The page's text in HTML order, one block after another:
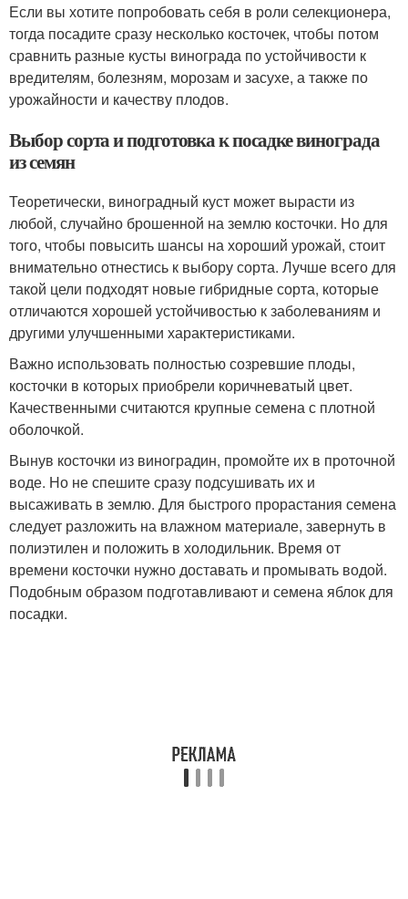
Если вы хотите попробовать себя в роли селекционера,
тогда посадите сразу несколько косточек, чтобы потом
сравнить разные кусты винограда по устойчивости к
вредителям, болезням, морозам и засухе, а также по
урожайности и качеству плодов.
Выбор сорта и подготовка к посадке винограда
из семян
Теоретически, виноградный куст может вырасти из
любой, случайно брошенной на землю косточки. Но для
того, чтобы повысить шансы на хороший урожай, стоит
внимательно отнестись к выбору сорта. Лучше всего для
такой цели подходят новые гибридные сорта, которые
отличаются хорошей устойчивостью к заболеваниям и
другими улучшенными характеристиками.
Важно использовать полностью созревшие плоды,
косточки в которых приобрели коричневатый цвет.
Качественными считаются крупные семена с плотной
оболочкой.
Вынув косточки из виноградин, промойте их в проточной
воде. Но не спешите сразу подсушивать их и
высаживать в землю. Для быстрого прорастания семена
следует разложить на влажном материале, завернуть в
полиэтилен и положить в холодильник. Время от
времени косточки нужно доставать и промывать водой.
Подобным образом подготавливают и семена яблок для
посадки.